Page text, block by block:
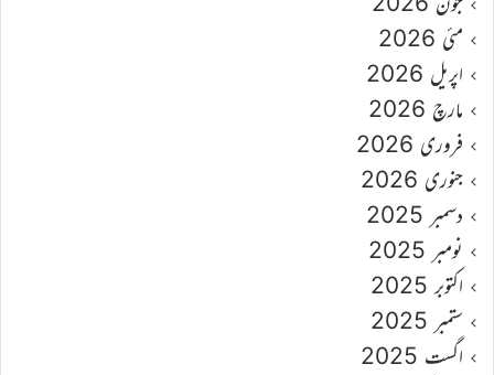
مئی 2026
اپریل 2026
مارچ 2026
فروری 2026
جنوری 2026
دسمبر 2025
نومبر 2025
اکتوبر 2025
ستمبر 2025
اگست 2025